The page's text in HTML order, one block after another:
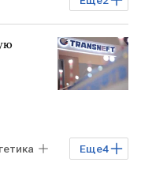
Еще4